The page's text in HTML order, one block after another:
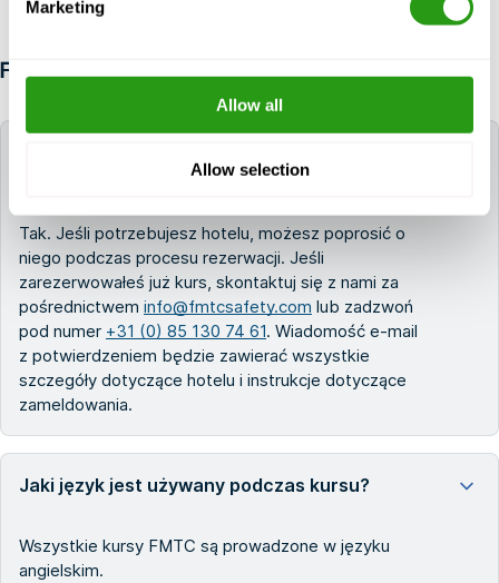
Marketing
Allow all
Allow selection
FAQ
Tak. Jeśli potrzebujesz hotelu, możesz poprosić o
niego podczas procesu rezerwacji. Jeśli
zarezerwowałeś już kurs, skontaktuj się z nami za
pośrednictwem info@fmtcsafety.com lub zadzwoń
pod numer +31 (0) 85 130 74 61. Wiadomość e-mail
z potwierdzeniem będzie zawierać wszystkie
szczegóły dotyczące hotelu i instrukcje dotyczące
zameldowania.
Jaki język jest używany podczas kursu?
Wszystkie kursy FMTC są prowadzone w języku
angielskim.